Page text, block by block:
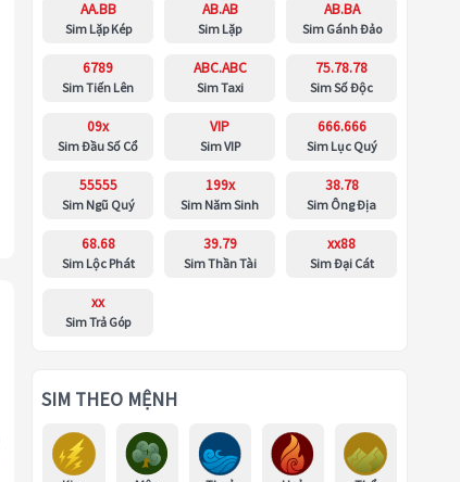
AA.BB
Sim Lặp Kép
AB.AB
Sim Lặp
AB.BA
Sim Gánh Đảo
6789
Sim Tiến Lên
ABC.ABC
Sim Taxi
75.78.78
Sim Số Độc
09x
Sim Đầu Số Cổ
VIP
Sim VIP
666.666
Sim Lục Quý
55555
Sim Ngũ Quý
199x
Sim Năm Sinh
38.78
Sim Ông Địa
68.68
Sim Lộc Phát
39.79
Sim Thần Tài
xx88
Sim Đại Cát
xx
Sim Trả Góp
SIM THEO MỆNH